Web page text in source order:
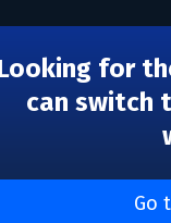
for
can switch
игр